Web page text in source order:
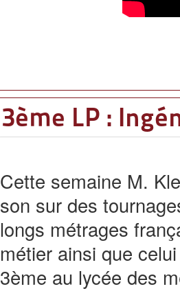
3ème LP :
Cette semaine M.
son sur des
longs métrages
métier ainsi que
3ème au lycée des